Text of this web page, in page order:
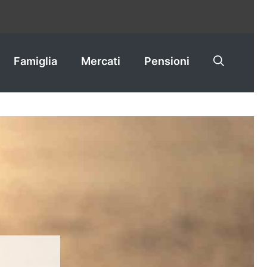
Famiglia Mercati Pensioni